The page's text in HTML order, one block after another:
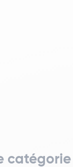
catégorie